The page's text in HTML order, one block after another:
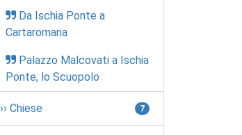
Da Ischia Ponte a
Cartaromana
Palazzo Malcovati a Ischia
Ponte, lo Scuopolo
›› Chiese 7